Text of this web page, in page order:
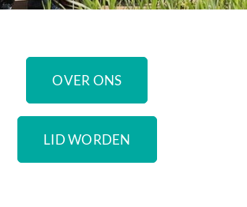
OVER ONS
LID WORDEN